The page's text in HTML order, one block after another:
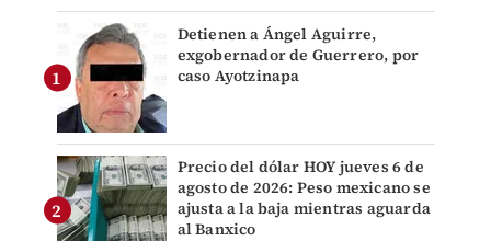
Detienen a Ángel Aguirre,
exgobernador de Guerrero, por
caso Ayotzinapa
Precio del dólar HOY jueves 6 de
agosto de 2026: Peso mexicano se
ajusta a la baja mientras aguarda
al Banxico